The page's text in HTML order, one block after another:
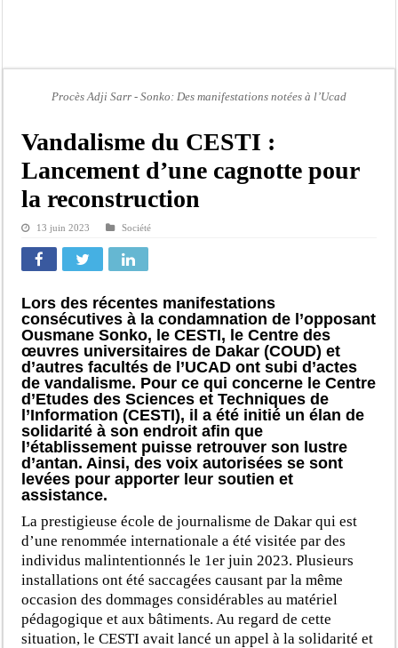
Le Sénégal bénéficie de trois nouveaux financements de la Banque mondiale
Gamou 1448 H / 2026 : le Comité scientifique dévoile les fondements du thème
Assemblée nationale : Sonko valide onze dossiers chauds
Passation de service au 3FPT : Soulèye Kane officiellement installé, il décline
Procès Adji Sarr - Sonko: Des manifestations notées à l’Ucad
Vandalisme du CESTI :
Lancement d’une cagnotte pour
la reconstruction
13 juin 2023 Société
Lors des récentes manifestations
consécutives à la condamnation de l’opposant
Ousmane Sonko, le CESTI, le Centre des
œuvres universitaires de Dakar (COUD) et
d’autres facultés de l’UCAD ont subi d’actes
de vandalisme. Pour ce qui concerne le Centre
d’Etudes des Sciences et Techniques de
l’Information (CESTI), il a été initié un élan de
solidarité à son endroit afin que
l’établissement puisse retrouver son lustre
d’antan. Ainsi, des voix autorisées se sont
levées pour apporter leur soutien et
assistance.
La prestigieuse école de journalisme de Dakar qui est
d’une renommée internationale a été visitée par des
individus malintentionnés le 1er juin 2023. Plusieurs
installations ont été saccagées causant par la même
occasion des dommages considérables au matériel
pédagogique et aux bâtiments. Au regard de cette
situation, le CESTI avait lancé un appel à la solidarité et